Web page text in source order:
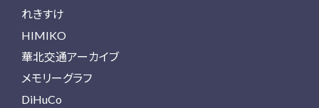
れきすけ
HIMIKO
華北交通アーカイブ
メモリーグラフ
DiHuCo